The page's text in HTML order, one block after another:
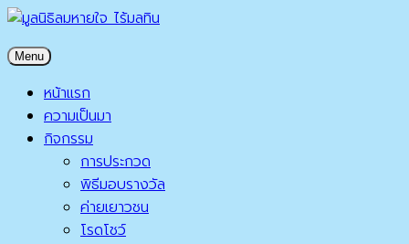
Skip
content
มูลนิธิลมหายใจ ไร้มลทิน
มูลนิธิลมหายใจ ไร้มลทิน
Menu
หน้าแรก
ความเป็นมา
กิจกรรม
การประกวด
พิธีมอบรางวัล
ค่ายเยาวชน
โรดโชว์